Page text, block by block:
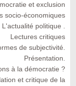
et exclusion
socio-économiques
L'actualité politique .
Lectures critiques
de subjectivité.
Présentation.
à la démocratie ?
et critique de la